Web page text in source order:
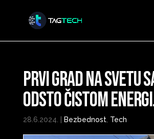
Prvi grad na svetu
odsto čistom
28.6.2024. Bezbednost, Tech